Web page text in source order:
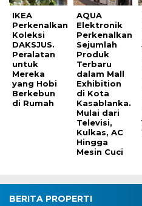
IKEA
Perkenalkan
Koleksi
DAKSJUS.
Peralatan
untuk
Mereka
yang Hobi
Berkebun
di Rumah
AQUA
Elektronik
Perkenalkan
Sejumlah
Produk
Terbaru
dalam Mall
Exhibition
di Kota
Kasablanka.
Mulai dari
Televisi,
Kulkas, AC
Hingga
Mesin Cuci
BERITA PROPERTI